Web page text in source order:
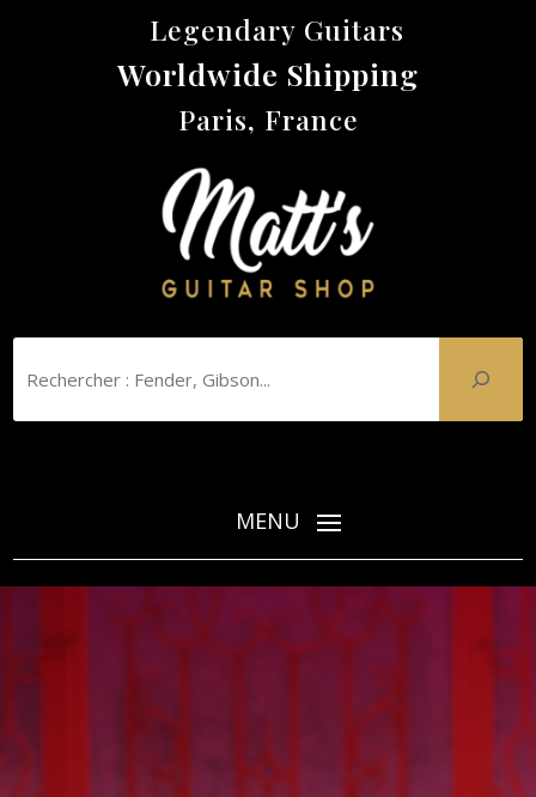
Legendary Guitars
Worldwide Shipping
Paris, France